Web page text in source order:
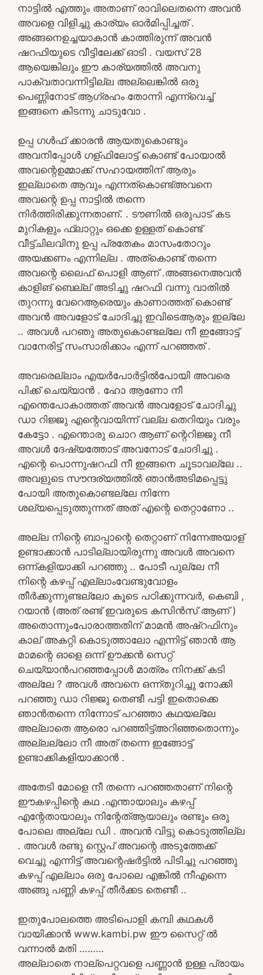
നാട്ടിൽ എത്തും അതാണ് രാവിലെതന്നെ അവൻ
അവളെ വിളിച്ചു കാര്യം ഓർമിപ്പിച്ചത് .
അങ്ങനെഉച്ചയാകാൻ കാത്തിരുന്ന് അവൻ
ഷറഫിയുടെ വീട്ടിലേക്ക് ഓടി . വയസ് 28
ആയെങ്കിലും ഈ കാര്യത്തിൽ അവനു
പാക്വതാവന്നിട്ടില്ല അല്ലെങ്കിൽ ഒരു
പെണ്ണിനോട് ആഗ്രഹം തോന്നി എന്ന്വെച്ച്
ഇങ്ങനെ കിടന്നു ചാടുവോ .
ഉപ്പ ഗൾഫ് ക്കാരൻ ആയതുകൊണ്ടും
അവനിപ്പോൾ ഗള്ഫിലോട്ട് കൊണ്ട് പോയാൽ
അവന്റെഉമ്മാക്ക് സഹായത്തിന് ആരും
ഇല്ലാതെ ആവും എന്നത്കൊണ്ട്അവനെ
അവന്റെ ഉപ്പ നാട്ടിൽ തന്നെ
നിർത്തിരിക്കുന്നതാണ്. . ടൗണിൽ ഒരുപാട് കട
മുറികളും ഫ്ലാറ്റും ഒക്കെ ഉള്ളത് കൊണ്ട്
വീട്ട്ചിലവിനു ഉപ്പ പ്രതേകം മാസംതോറും
അയക്കണം എന്നില്ല . അത്‌കൊണ്ട് തന്നെ
അവന്റെ ലൈഫ് പൊളി ആണ് .അങ്ങനെഅവൻ
കാളിങ് ബെല്ല് അടിച്ചു ഷറഫി വന്നു വാതിൽ
തുറന്നു വേറെആരെയും കാണാത്തത് കൊണ്ട്
അവൻ അവളോട് ചോദിച്ചു ഇവിടെആരും ഇല്ലേ
.. അവൾ പറഞു അതുകൊണ്ടല്ലേ നീ ഇങ്ങോട്ട്
വാനേരിട്ട് സംസാരിക്കാം എന്ന് പറഞ്ഞത് .
അവരെല്ലാം എയർപോർട്ടിൽപോയി അവരെ
പിക്ക് ചെയ്യാൻ . ഹോ ആണോ നീ
എന്തെപോകാത്തത് അവൻ അവളോട് ചോദിച്ചു
ഡാ റിജ്ജു എന്റെവായിന്ന് വല്ല തെറിയും വരും
കേട്ടോ . എന്തൊരു ചൊറ ആണ് ന്റെറിജ്ജു നീ
അവൾ ദേഷ്യത്തോട് അവനോട് ചോദിച്ചു .
എന്റെ പൊന്നുഷറഫി നീ ഇങ്ങനെ ചൂടാവല്ലേ ..
അവളുടെ സൗന്ദര്യത്തിൽ ഞാൻഅടിമപ്പെട്ടു
പോയി അതുകൊണ്ടല്ലേ നിന്നേ
ശല്യപ്പെടുത്തുന്നത് അത് എന്റെ തെറ്റാണോ ..
അല്ല നിന്റെ ബാപ്പാന്റെ തെറ്റാണ് നിന്നേഅയാള്
ഉണ്ടാക്കാൻ പാടില്ലായിരുന്നു അവൾ അവനെ
ഒന്ന്കളിയാക്കി പറഞ്ഞു .. പോടീ പുല്ലേ നീ
നിന്റെ കഴപ്പ് എല്ലാംവേണ്ടുവോളം
തീർക്കുന്നുണ്ടല്ലോ കൂടെ പഠിക്കുന്നവർ, കെബി ,
റയാൻ (അത് രണ്ട്‌ ഇവരുടെ കസിൻസ് ആണ് )
അതൊന്നുംപോരാത്തതിന് മാമൻ അഷ്‌റഫിനും
കാല് അകറ്റി കൊടുത്താലോ എന്നിട്ട് ഞാൻ ആ
മാമന്റെ ഓളെ ഒന്ന് ഊക്കൻ സെറ്റ്
ചെയ്യാൻപറഞ്ഞപ്പോൾ മാത്രം നിനക്ക് കടി
അല്ലേ ? അവൾ അവനെ ഒന്ന്തുറിച്ചു നോക്കി
പറഞ്ഞു ഡാ റിജ്ജു തെണ്ടീ പട്ടി ഇതൊക്കെ
ഞാൻതന്നെ നിന്നോട് പറഞ്ഞാ കഥയല്ലേ
അല്ലാതെ ആരൊ പറഞ്ഞിട്ട്അറിഞ്ഞതൊന്നും
അല്ലല്ലോ നീ അത് തന്നെ ഇങ്ങോട്ട്
ഉണ്ടാക്കികളിയാക്കാൻ .
അതേടി മോളെ നീ തന്നെ പറഞ്ഞതാണ് നിന്റെ
ഈകഴപ്പിന്റെ കഥ .എന്തായാലും കഴപ്പ്
എന്റേതായാലും നിന്റേത്ആയാലും രണ്ടും ഒരു
പോലെ അല്ലേ ഡി . അവൻ വിട്ടു കൊടുത്തില്ല
. അവൾ രണ്ടു സ്റ്റെപ് അവന്റെ അടുത്തേക്ക്
വെച്ചു എന്നിട്ട് അവന്റെഷർട്ടിൽ പിടിച്ചു പറഞ്ഞു
കഴപ്പ് എല്ലാം ഒരു പോലെ എങ്കിൽ നീഎന്നെ
അങ്ങു പണ്ണി കഴപ്പ് തീർക്കട തെണ്ടീ ..
ഇതുപോലത്തെ അടിപൊളി കമ്പി കഥകൾ
വായിക്കാൻ www.kambi.pw ഈ സൈറ്റ് ൽ
വന്നാൽ മതി ………
അല്ലാതെ നാല്പെറ്റവളെ പണ്ണാൻ ഉള്ള പ്രായം